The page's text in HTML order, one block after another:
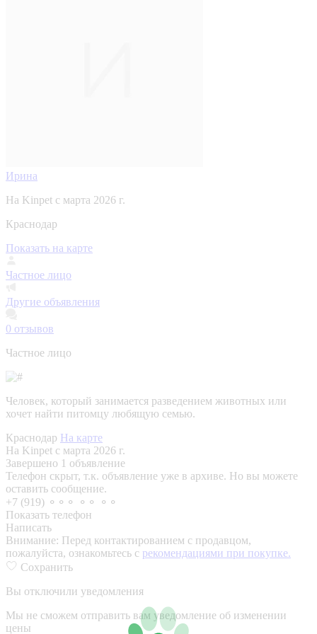
Ирина
На Kinpet c марта 2026 г.
Краснодар
Показать на карте
Частное лицо
Другие объявления
0 отзывов
Частное лицо
Человек, который занимается разведением животных или
хочет найти питомцу любящую семью.
Краснодар На карте
На Kinpet c марта 2026 г.
Завершено 1 объявление
Телефон скрыт, т.к. объявление уже в архиве. Но вы можете
оставить сообщение.
+7 (919) ⚬⚬⚬ ⚬⚬ ⚬⚬
Показать телефон
Написать
Внимание: Перед контактированием с продавцом,
пожалуйста, ознакомьтесь с рекомендациями при покупке.
Сохранить
Вы отключили уведомления
Мы не сможем отправить вам уведомление об изменении
цены